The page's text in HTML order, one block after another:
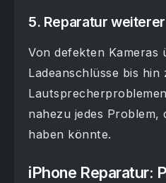
5. Reparatur
Von defekten Kameras
Ladeanschlüsse bis hin
nahezu jedes Problem,
haben könnte.
iPhone Reparatur: